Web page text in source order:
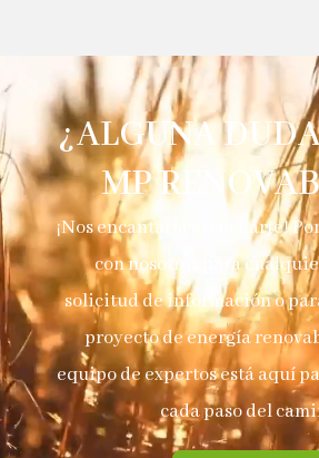
¿ALGUNA
MP
¡Nos encantaría escucharte!
con nosotros para
solicitud de información o
proyecto de energía
equipo de expertos está aquí
cada paso del